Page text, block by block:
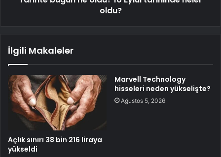
oldu?
İlgili Makaleler
Açlık sınırı 38 bin 216 liraya
yükseldi
Marvell Technology
hisseleri neden yükselişte?
Ağustos 5, 2026